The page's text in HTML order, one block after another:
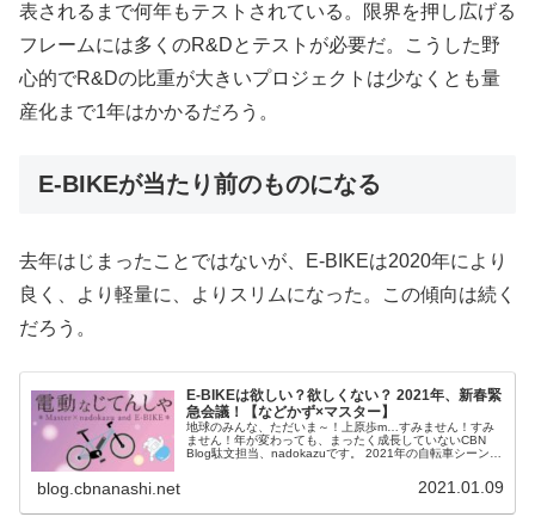
表されるまで何年もテストされている。限界を押し広げる
フレームには多くのR&Dとテストが必要だ。こうした野
心的でR&Dの比重が大きいプロジェクトは少なくとも量
産化まで1年はかかるだろう。
E-BIKEが当たり前のものになる
去年はじまったことではないが、E-BIKEは2020年により
良く、より軽量に、よりスリムになった。この傾向は続く
だろう。
E-BIKEは欲しい？欲しくない？ 2021年、新春緊
急会議！【などかず×マスター】
地球のみんな、ただいま～！上原歩m…すみません！すみ
ません！年が変わっても、まったく成長していないCBN
Blog駄文担当、nadokazuです。 2021年の自転車シーンを
blog.cbnanashi.net 2021.01.09